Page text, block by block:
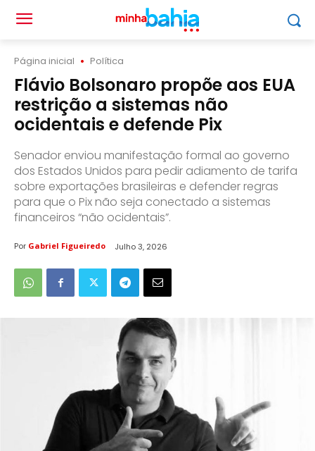
Página inicial Política
Flávio Bolsonaro propõe aos EUA
restrição a sistemas não
ocidentais e defende Pix
Senador enviou manifestação formal ao governo
dos Estados Unidos para pedir adiamento de tarifa
sobre exportações brasileiras e defender regras
para que o Pix não seja conectado a sistemas
financeiros “não ocidentais”.
Por Gabriel Figueiredo Julho 3, 2026